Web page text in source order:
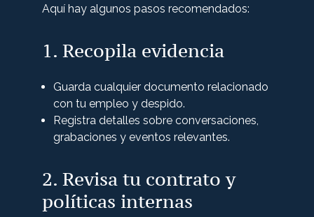
Aquí hay algunos pasos recomendados:
1. Recopila evidencia
Guarda cualquier documento relacionado
con tu empleo y despido.
Registra detalles sobre conversaciones,
grabaciones y eventos relevantes.
2. Revisa tu contrato y
políticas internas